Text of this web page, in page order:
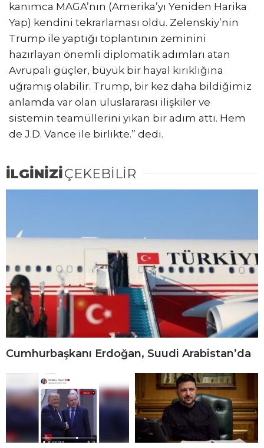
kanımca MAGA’nın (Amerika’yı Yeniden Harika
Yap) kendini tekrarlaması oldu. Zelenskiy’nin
Trump ile yaptığı toplantının zeminini
hazırlayan önemli diplomatik adımları atan
Avrupalı güçler, büyük bir hayal kırıklığına
uğramış olabilir. Trump, bir kez daha bildiğimiz
anlamda var olan uluslararası ilişkiler ve
sistemin teamüllerini yıkan bir adım attı. Hem
de J.D. Vance ile birlikte.” dedi.
İLGİNİZİÇEKEBİLİR
Cumhurbaşkanı Erdoğan, Suudi Arabistan’da